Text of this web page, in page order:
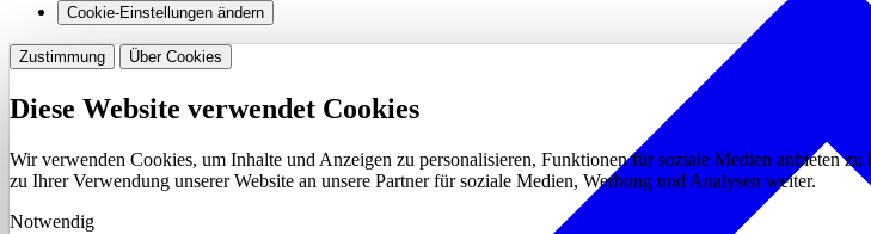
Cookie-Einstellungen ändern
Zustimmung Über Cookies
Diese Website verwendet Cookies
Wir verwenden Cookies, um Inhalte und Anzeigen zu personalisieren, Funktionen für soziale Medien anbieten
zu Ihrer Verwendung unserer Website an unsere Partner für soziale Medien, Werbung und Analysen weiter.
Notwendig